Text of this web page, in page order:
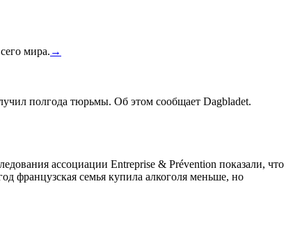
мира. →
полгода тюрьмы. Об этом сообщает Dagbladet.
ассоциации Entreprise & Prévention показали, что
французская семья купила алкоголя меньше, но